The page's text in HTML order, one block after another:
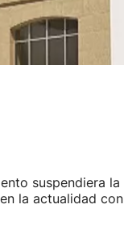
suspendiera
la actualidad